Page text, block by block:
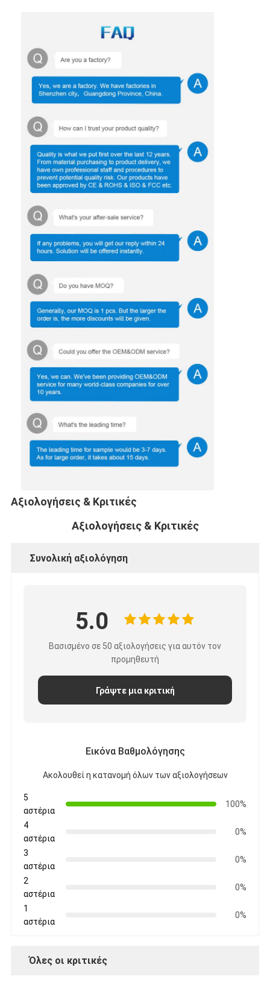
Αξιολογήσεις & Κριτικές
Αξιολογήσεις & Κριτικές
Συνολική αξιολόγηση
5.0
Βασισμένο σε 50 αξιολογήσεις για αυτόν τον
προμηθευτή
Γράψτε μια κριτική
Εικόνα Βαθμολόγησης
Ακολουθεί η κατανομή όλων των αξιολογήσεων
5
αστέρια
100%
4
αστέρια
0%
3
αστέρια
0%
2
αστέρια
0%
1
αστέρια
0%
Όλες οι κριτικές